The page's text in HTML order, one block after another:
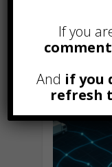
5
If you
And if you
refresh